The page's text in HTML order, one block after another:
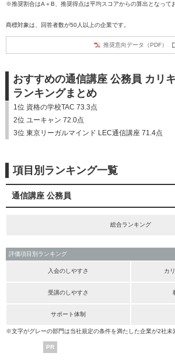
※推奨割合はA＋B、推奨得点は平均スコアからの算出となって
商標対象は、回答者数が50人以上の企業です。
推奨意向データ（PDF）
おすすめの通信講座 公務員 カリ
ランキングまとめ
1位 資格の学校TAC 73.3点
2位 ユーキャン 72.0点
3位 東京リーガルマインド LEC通信講座 71.4点
項目別ランキング一覧
通信講座 公務員
総合ランキング
評価項目別ランキング
入会のしやすさ カ
受講のしやすさ
サポート体制
※文字がグレーの部門は当社規定の条件を満たした企業が2社未
PR